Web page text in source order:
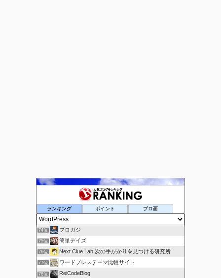
ランキング ポイント ブロ画
72位 ネットビジネス覚え書き
73位 Create Line｜副業×アフィリエイトで稼ぐ方法
74位 プロガジ
75位 簡単デイズ
76位 Next Clue Lab 次の手がかりを見つける研究所
77位 ワードプレステーマ比較サイト
78位 ReiCodeBlog